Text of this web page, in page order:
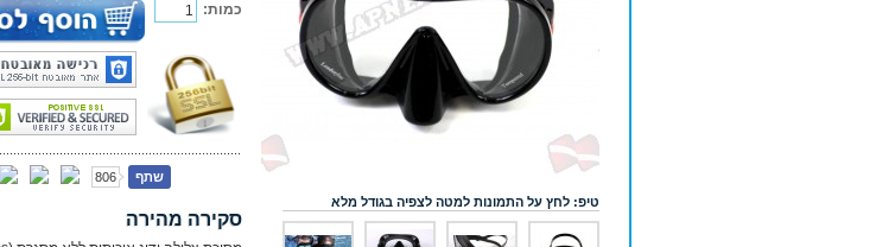
כמות:
שתף 806
סקירה מהירה
טיפ: לחץ על התמונות למטה לצפיה בגודל מלא